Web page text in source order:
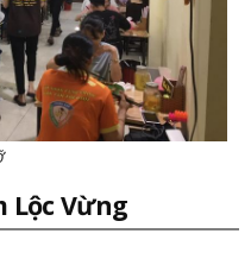
Lộc Vừng